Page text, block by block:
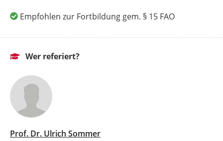
Empfohlen zur Fortbildung gem. § 15 FAO
Wer referiert?
Prof. Dr. Ulrich Sommer